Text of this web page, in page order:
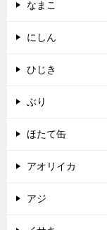
なまこ
にしん
ひじき
ぶり
ほたて缶
アオリイカ
アジ